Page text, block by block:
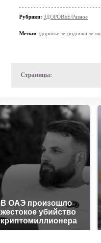
Рубрики: ЗДОРОВЬЕ/Разное
Метки: здоровье родинки
Страницы:
В ОАЭ произошло
жестокое убийство
криптомиллионера